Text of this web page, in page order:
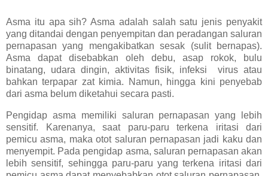
Asma itu apa sih? Asma adalah salah satu jenis penyakit
yang ditandai dengan penyempitan dan peradangan saluran
pernapasan yang mengakibatkan sesak (sulit bernapas).
Asma dapat disebabkan oleh debu, asap rokok, bulu
binatang, udara dingin, aktivitas fisik, infeksi virus atau
bahkan terpapar zat kimia. Namun, hingga kini penyebab
dari asma belum diketahui secara pasti.
Pengidap asma memiliki saluran pernapasan yang lebih
sensitif. Karenanya, saat paru-paru terkena iritasi dari
pemicu asma, maka otot saluran pernapasan jadi kaku dan
menyempit. Pada pengidap asma, saluran pernapasan akan
lebih sensitif, sehingga paru-paru yang terkena iritasi dari